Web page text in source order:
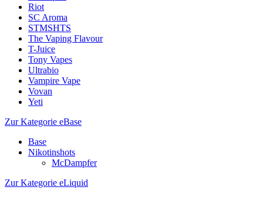
Riot
SC Aroma
STMSHTS
The Vaping Flavour
T-Juice
Tony Vapes
Ultrabio
Vampire Vape
Vovan
Yeti
Zur Kategorie eBase
Base
Nikotinshots
McDampfer
Zur Kategorie eLiquid